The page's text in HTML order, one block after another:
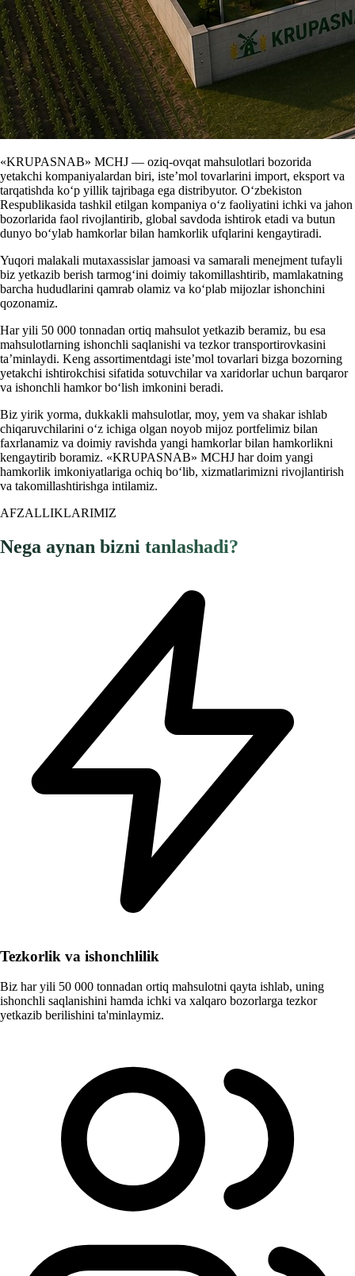
«KRUPASNAB» MCHJ — oziq-ovqat mahsulotlari bozorida
yetakchi kompaniyalardan biri, iste’mol tovarlarini import, eksport va
tarqatishda ko‘p yillik tajribaga ega distribyutor. O‘zbekiston
Respublikasida tashkil etilgan kompaniya o‘z faoliyatini ichki va jahon
bozorlarida faol rivojlantirib, global savdoda ishtirok etadi va butun
dunyo bo‘ylab hamkorlar bilan hamkorlik ufqlarini kengaytiradi.
Yuqori malakali mutaxassislar jamoasi va samarali menejment tufayli
biz yetkazib berish tarmog‘ini doimiy takomillashtirib, mamlakatning
barcha hududlarini qamrab olamiz va ko‘plab mijozlar ishonchini
qozonamiz.
Har yili 50 000 tonnadan ortiq mahsulot yetkazib beramiz, bu esa
mahsulotlarning ishonchli saqlanishi va tezkor transportirovkasini
ta’minlaydi. Keng assortimentdagi iste’mol tovarlari bizga bozorning
yetakchi ishtirokchisi sifatida sotuvchilar va xaridorlar uchun barqaror
va ishonchli hamkor bo‘lish imkonini beradi.
Biz yirik yorma, dukkakli mahsulotlar, moy, yem va shakar ishlab
chiqaruvchilarini o‘z ichiga olgan noyob mijoz portfelimiz bilan
faxrlanamiz va doimiy ravishda yangi hamkorlar bilan hamkorlikni
kengaytirib boramiz. «KRUPASNAB» MCHJ har doim yangi
hamkorlik imkoniyatlariga ochiq bo‘lib, xizmatlarimizni rivojlantirish
va takomillashtirishga intilamiz.
AFZALLIKLARIMIZ
Nega aynan bizni tanlashadi?
Tezkorlik va ishonchlilik
Biz har yili 50 000 tonnadan ortiq mahsulotni qayta ishlab, uning
ishonchli saqlanishini hamda ichki va xalqaro bozorlarga tezkor
yetkazib berilishini ta'minlaymiz.